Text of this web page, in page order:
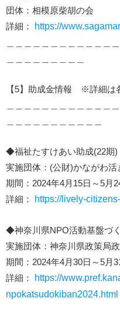
団体：相模原柴胡の会
詳細：
https://
【5】助成金情報 ※詳細は
◆福祉たすけあい助成(22期)
実施団体：(公財)かながわ活
期間：2024年4月15日～5月
詳細：
https://lively-
◆神奈川県NPO活動基盤づ
実施団体：神奈川県政策局
期間：2024年4月30日～5月
詳細：
https://
npokatsudokiban2024.html